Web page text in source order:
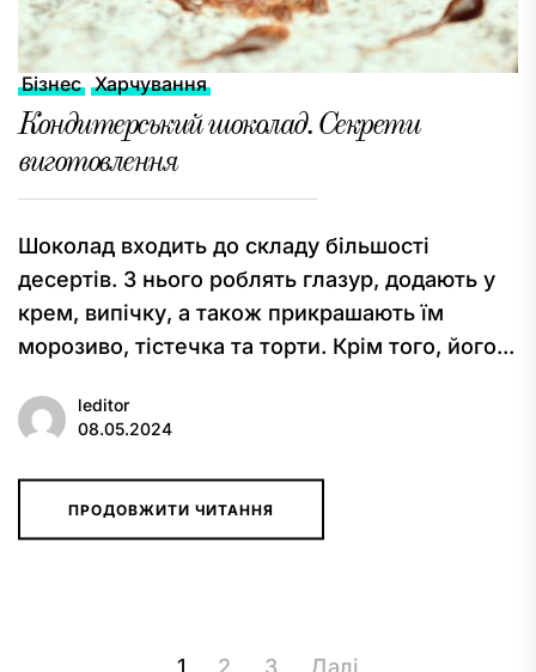
Бізнес Харчування
Кондитерський шоколад. Секрети
виготовлення
Шоколад входить до складу більшості
десертів. З нього роблять глазур, додають у
крем, випічку, а також прикрашають їм
морозиво, тістечка та торти. Крім того, його...
leditor
08.05.2024
ПРОДОВЖИТИ ЧИТАННЯ
1 2 3 Далі